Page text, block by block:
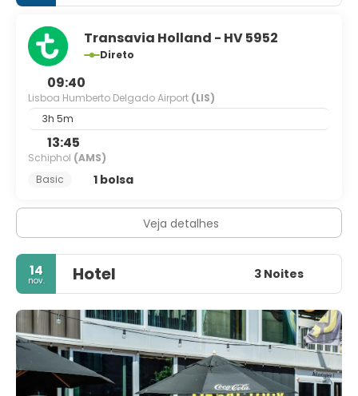
Transavia Holland - HV 5952
Direto
09:40
Lisboa Humberto Delgado Airport (LIS)
3h 5m
13:45
Schiphol (AMS)
Basic
1 bolsa
Veja detalhes
14
nov. Hotel 3 Noites